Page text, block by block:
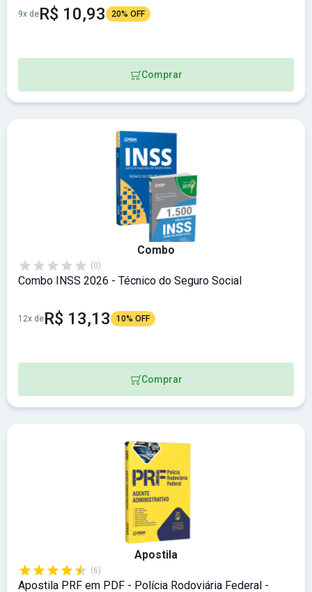
9x deR$ 10,93 20% OFF
Comprar
Combo
(0)
Combo INSS 2026 - Técnico do Seguro Social
12x deR$ 13,13 10% OFF
Comprar
Apostila
(6)
Apostila PRF em PDF - Polícia Rodoviária Federal -